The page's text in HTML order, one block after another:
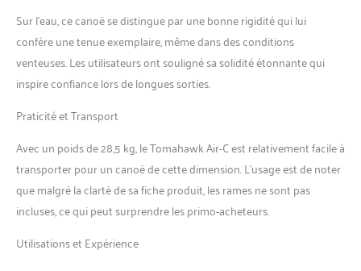
Sur l’eau, ce canoë se distingue par une bonne rigidité qui lui
confère une tenue exemplaire, même dans des conditions
venteuses. Les utilisateurs ont souligné sa solidité étonnante qui
inspire confiance lors de longues sorties.
Praticité et Transport
Avec un poids de 28,5 kg, le Tomahawk Air-C est relativement facile à
transporter pour un canoë de cette dimension. L’usage est de noter
que malgré la clarté de sa fiche produit, les rames ne sont pas
incluses, ce qui peut surprendre les primo-acheteurs.
Utilisations et Expérience